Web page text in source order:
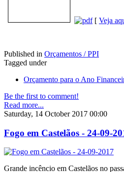
[ Veja
Published in Orçamentos / PPI
Tagged under
Orçamento para o Ano
Be the first to comment!
Read more...
Saturday, 14 October 2017 00:00
Fogo em Castelãos - 24-09-
Grande incêncio em Castelãos no